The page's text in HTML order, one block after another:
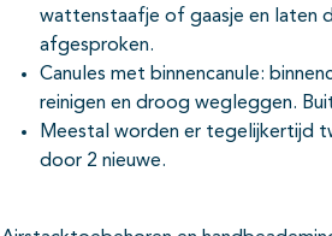
wattenstaafje of gaasje en laten
afgesproken.
Canules met binnencanule:
reinigen en droog wegleggen.
Meestal worden er tegelijkertijd
door 2 nieuwe.